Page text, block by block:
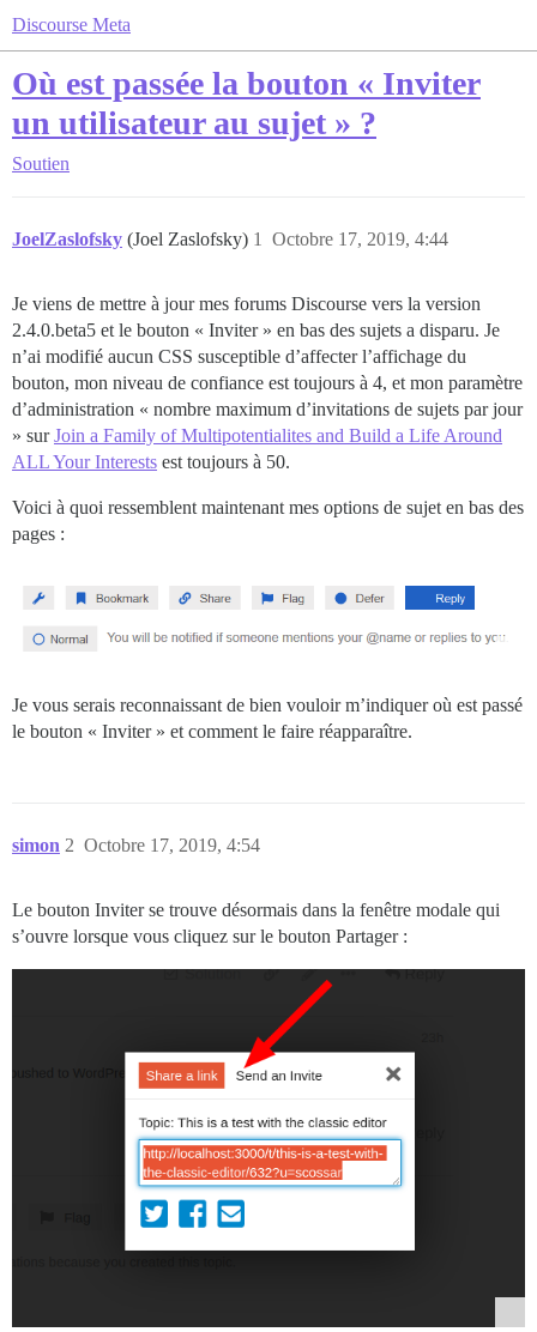
Discourse Meta
Où est passée la bouton « Inviter
un utilisateur au sujet » ?
Soutien
JoelZaslofsky (Joel Zaslofsky) Octobre 17, 2019, 4:44
1
Je viens de mettre à jour mes forums Discourse vers la version
2.4.0.beta5 et le bouton « Inviter » en bas des sujets a disparu. Je
n’ai modifié aucun CSS susceptible d’affecter l’affichage du
bouton, mon niveau de confiance est toujours à 4, et mon paramètre
d’administration « nombre maximum d’invitations de sujets par jour
» surJoin a Family of Multipotentialites and Build a Life Around
ALL Your Interests est toujours à 50.
Voici à quoi ressemblent maintenant mes options de sujet en bas des
pages :
Je vous serais reconnaissant de bien vouloir m’indiquer où est passé
le bouton « Inviter » et comment le faire réapparaître.
simon Octobre 17, 2019, 4:54
2
Le bouton Inviter se trouve désormais dans la fenêtre modale qui
s’ouvre lorsque vous cliquez sur le bouton Partager :